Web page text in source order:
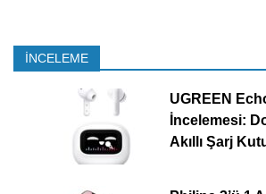
İNCELEME
UGREEN
İncelemesi:
Akıllı Şarj